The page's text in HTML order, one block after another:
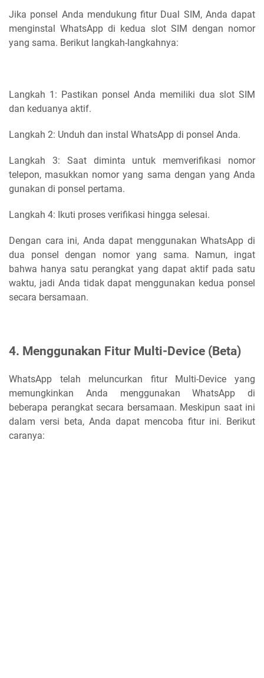
Jika ponsel Anda mendukung fitur Dual SIM, Anda dapat
menginstal WhatsApp di kedua slot SIM dengan nomor
yang sama. Berikut langkah-langkahnya:
Langkah 1: Pastikan ponsel Anda memiliki dua slot SIM
dan keduanya aktif.
Langkah 2: Unduh dan instal WhatsApp di ponsel Anda.
Langkah 3: Saat diminta untuk memverifikasi nomor
telepon, masukkan nomor yang sama dengan yang Anda
gunakan di ponsel pertama.
Langkah 4: Ikuti proses verifikasi hingga selesai.
Dengan cara ini, Anda dapat menggunakan WhatsApp di
dua ponsel dengan nomor yang sama. Namun, ingat
bahwa hanya satu perangkat yang dapat aktif pada satu
waktu, jadi Anda tidak dapat menggunakan kedua ponsel
secara bersamaan.
4. Menggunakan Fitur Multi-Device (Beta)
WhatsApp telah meluncurkan fitur Multi-Device yang
memungkinkan Anda menggunakan WhatsApp di
beberapa perangkat secara bersamaan. Meskipun saat ini
dalam versi beta, Anda dapat mencoba fitur ini. Berikut
caranya: